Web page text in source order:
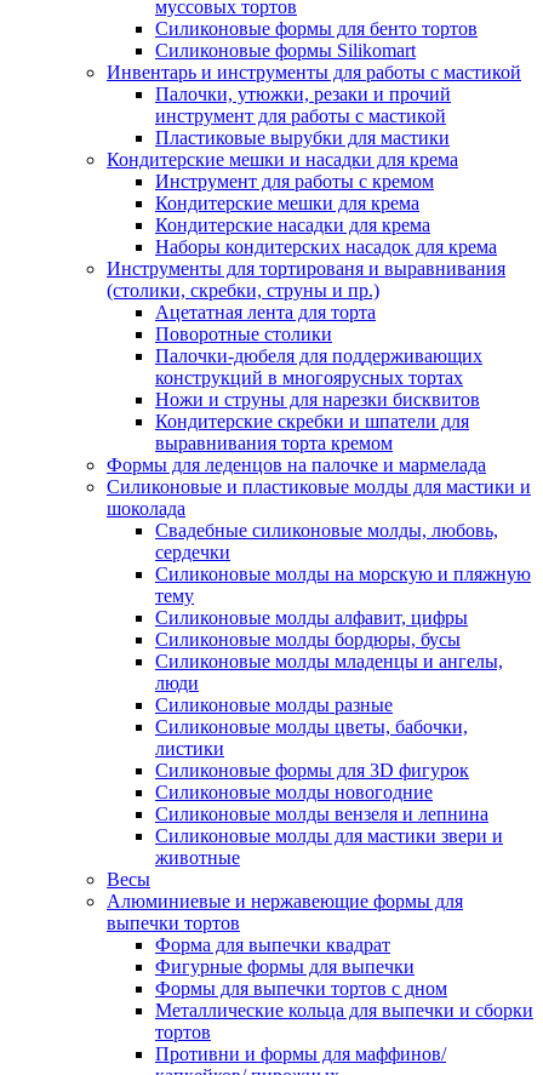
муссовых тортов
Силиконовые формы для бенто тортов
Силиконовые формы Silikomart
Инвентарь и инструменты для работы с мастикой
Палочки, утюжки, резаки и прочий
инструмент для работы с мастикой
Пластиковые вырубки для мастики
Кондитерские мешки и насадки для крема
Инструмент для работы с кремом
Кондитерские мешки для крема
Кондитерские насадки для крема
Наборы кондитерских насадок для крема
Инструменты для тортированя и выравнивания
(столики, скребки, струны и пр.)
Ацетатная лента для торта
Поворотные столики
Палочки-дюбеля для поддерживающих
конструкций в многоярусных тортах
Ножи и струны для нарезки бисквитов
Кондитерские скребки и шпатели для
выравнивания торта кремом
Формы для леденцов на палочке и мармелада
Силиконовые и пластиковые молды для мастики и
шоколада
Свадебные силиконовые молды, любовь,
сердечки
Силиконовые молды на морскую и пляжную
тему
Силиконовые молды алфавит, цифры
Силиконовые молды бордюры, бусы
Силиконовые молды младенцы и ангелы,
люди
Силиконовые молды разные
Силиконовые молды цветы, бабочки,
листики
Силиконовые формы для 3D фигурок
Силиконовые молды новогодние
Силиконовые молды вензеля и лепнина
Силиконовые молды для мастики звери и
животные
Весы
Алюминиевые и нержавеющие формы для
выпечки тортов
Форма для выпечки квадрат
Фигурные формы для выпечки
Формы для выпечки тортов с дном
Металлические кольца для выпечки и сборки
тортов
Противни и формы для маффинов/